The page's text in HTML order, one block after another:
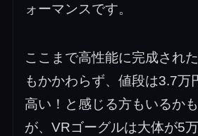
ォーマンスです。
ここまで高性能に完成され
もかかわらず、値段は3.7万
高い！と感じる方もいるか
が、VRゴーグルは大体が5